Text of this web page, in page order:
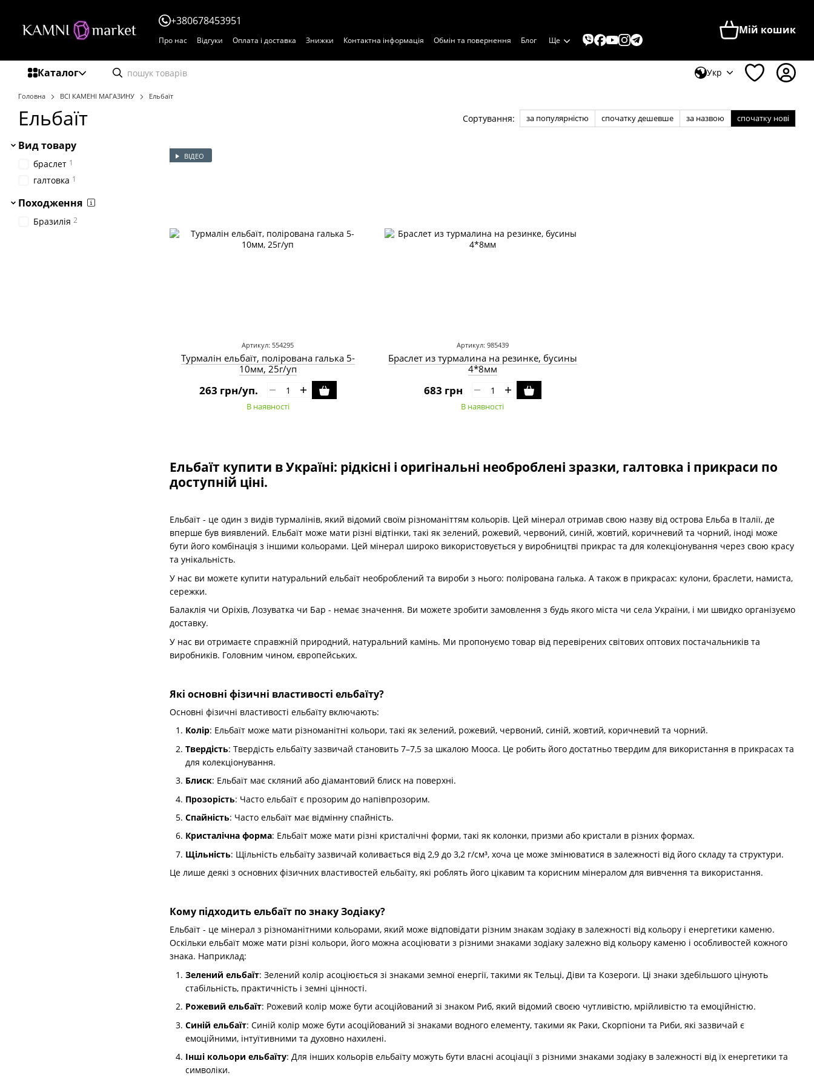
+380678453951
Про нас Відгуки Оплата і доставка Знижки Контактна інформація Обмін та повернення Блог Ще
Мій кошик
Каталог Укр
Головна ВСІ КАМЕНІ МАГАЗИНУ Ельбаїт
Ельбаїт Сортування: за популярністю спочатку дешевше за назвою спочатку нові
Ельбаїт купити в Україні: рідкісні і оригінальні необроблені зразки, галтовка і прикраси по
доступній ціні.
Ельбаїт - це один з видів турмалінів, який відомий своїм різноманіттям кольорів. Цей мінерал отримав свою назву від острова Ельба в Італії, де
вперше був виявлений. Ельбаїт може мати різні відтінки, такі як зелений, рожевий, червоний, синій, жовтий, коричневий та чорний, іноді може
бути його комбінація з іншими кольорами. Цей мінерал широко використовується у виробництві прикрас та для колекціонування через свою красу
та унікальність.
У нас ви можете купити натуральний ельбаїт необроблений та вироби з нього: полірована галька. А також в прикрасах: кулони, браслети, намиста,
сережки.
Балаклія чи Оріхів, Лозуватка чи Бар - немає значення. Ви можете зробити замовлення з будь якого міста чи села України, і ми швидко організуємо
доставку.
У нас ви отримаєте справжній природний, натуральний камінь. Ми пропонуємо товар від перевірених світових оптових постачальників та
виробників. Головним чином, європейських.
Які основні фізичні властивості ельбаїту?
Основні фізичні властивості ельбаїту включають:
Колір: Ельбаїт може мати різноманітні кольори, такі як зелений, рожевий, червоний, синій, жовтий, коричневий та чорний.
Твердість: Твердість ельбаїту зазвичай становить 7–7,5 за шкалою Мооса. Це робить його достатньо твердим для використання в прикрасах та
для колекціонування.
Блиск: Ельбаїт має скляний або діамантовий блиск на поверхні.
Прозорість: Часто ельбаїт є прозорим до напівпрозорим.
Спайність: Часто ельбаїт має відмінну спайність.
Кристалічна форма: Ельбаїт може мати різні кристалічні форми, такі як колонки, призми або кристали в різних формах.
Щільність: Щільність ельбаїту зазвичай коливається від 2,9 до 3,2 г/см³, хоча це може змінюватися в залежності від його складу та структури.
Це лише деякі з основних фізичних властивостей ельбаїту, які роблять його цікавим та корисним мінералом для вивчення та використання.
Кому підходить ельбаїт по знаку Зодіаку?
Ельбаїт - це мінерал з різноманітними кольорами, який може відповідати різним знакам зодіаку в залежності від кольору і енергетики каменю.
Оскільки ельбаїт може мати різні кольори, його можна асоціювати з різними знаками зодіаку залежно від кольору каменю і особливостей кожного
знака. Наприклад:
Зелений ельбаїт: Зелений колір асоціюється зі знаками земної енергії, такими як Тельці, Діви та Козероги. Ці знаки здебільшого цінують
стабільність, практичність і земні цінності.
Рожевий ельбаїт: Рожевий колір може бути асоційований зі знаком Риб, який відомий своєю чутливістю, мрійливістю та емоційністю.
Синій ельбаїт: Синій колір може бути асоційований зі знаками водного елементу, такими як Раки, Скорпіони та Риби, які зазвичай є
емоційними, інтуїтивними та духовно нахилені.
Інші кольори ельбаїту: Для інших кольорів ельбаїту можуть бути власні асоціації з різними знаками зодіаку в залежності від їх енергетики та
символіки.
ВІДЕО
Артикул: 554295
Турмалін ельбаїт, полірована галька 5-
10мм, 25г/уп
263 грн/уп.
В наявності
Артикул: 985439
Браслет из турмалина на резинке, бусины
4*8мм
683 грн
В наявності
Вид товару
браслет 1
галтовка 1
Походження
Бразилія 2